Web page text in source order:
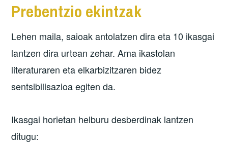
Prebentzio ekintzak
Lehen maila, saioak antolatzen dira eta 10 ikasgai
lantzen dira urtean zehar. Ama ikastolan
literaturaren eta elkarbizitzaren bidez
sentsibilisazioa egiten da.
Ikasgai horietan helburu desberdinak lantzen
ditugu: